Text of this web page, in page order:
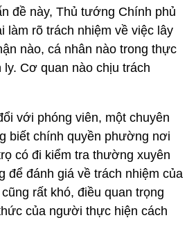
đề này, Thủ tướng Chính phủ
làm rõ trách nhiệm về việc lây
nào, cá nhân nào trong thực
ly. Cơ quan nào chịu trách
với phóng viên, một chuyên
biết chính quyền phường nơi
có đi kiểm tra thường xuyên
để đánh giá về trách nhiệm của
rất khó, điều quan trọng
của người thực hiện cách